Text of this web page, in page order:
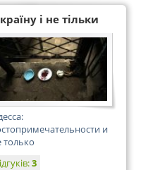
і не тільки
и
только
3